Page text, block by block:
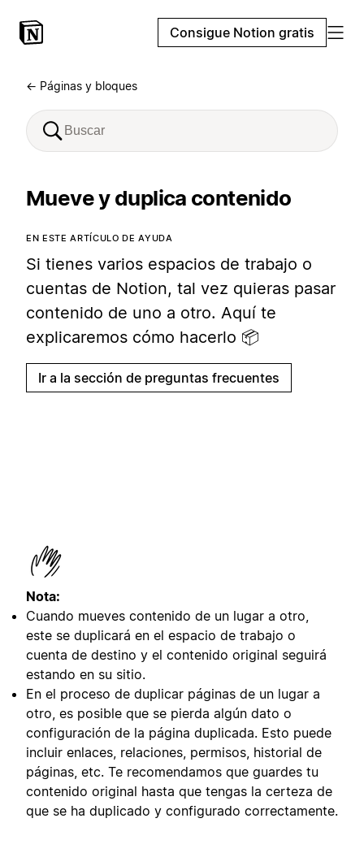
Consigue Notion gratis
← Páginas y bloques
Mueve y duplica contenido
EN ESTE ARTÍCULO DE AYUDA
Si tienes varios espacios de trabajo o
cuentas de Notion, tal vez quieras pasar
contenido de uno a otro. Aquí te
explicaremos cómo hacerlo 📦
Ir a la sección de preguntas frecuentes
Nota:
Cuando mueves contenido de un lugar a otro,
este se duplicará en el espacio de trabajo o
cuenta de destino y el contenido original seguirá
estando en su sitio.
En el proceso de duplicar páginas de un lugar a
otro, es posible que se pierda algún dato o
configuración de la página duplicada. Esto puede
incluir enlaces, relaciones, permisos, historial de
páginas, etc. Te recomendamos que guardes tu
contenido original hasta que tengas la certeza de
que se ha duplicado y configurado correctamente.